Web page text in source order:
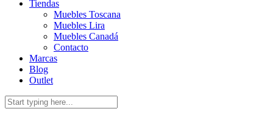
Tiendas
Muebles Toscana
Muebles Lira
Muebles Canadá
Contacto
Marcas
Blog
Outlet